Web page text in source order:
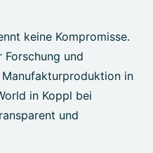
keine Kompromisse.
und
in
in Koppl bei
und